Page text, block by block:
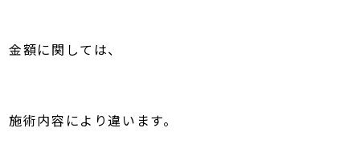
金額に関しては、
施術内容により違います。